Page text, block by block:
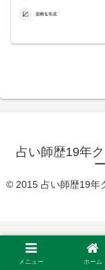
占い師歴19年
© 2015 占い師歴19年
メニュー ホーム